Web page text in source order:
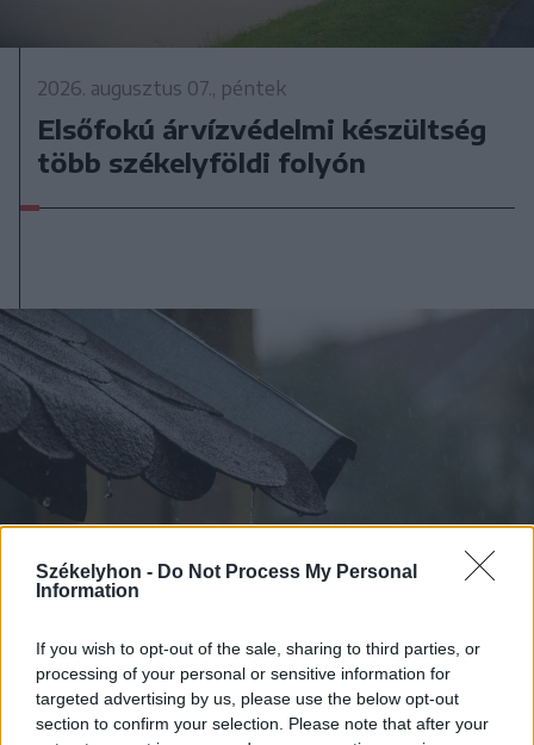
Székelyhon - Do Not Process My Personal
Information
If you wish to opt-out of the sale, sharing to third parties, or
processing of your personal or sensitive information for
targeted advertising by us, please use the below opt-out
section to confirm your selection. Please note that after your
2026. augusztus 07., péntek
Elsőfokú árvízvédelmi készültség
több székelyföldi folyón
2026. augusztus 07., péntek